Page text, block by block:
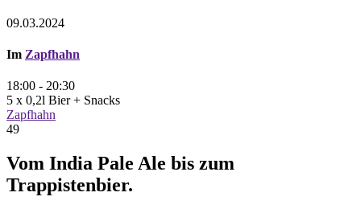
09.03.2024
Im Zapfhahn
18:00 - 20:30
5 x 0,2l Bier + Snacks
Zapfhahn
49
Vom India Pale Ale bis zum
Trappistenbier.